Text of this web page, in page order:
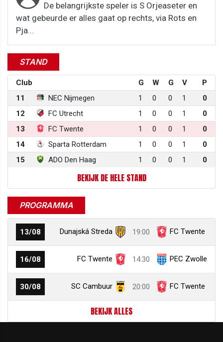
De belangrijkste speler is S Orjeaseter en
wat gebeurde er alles gaat op rechts, via Rots en
Pja...
STAND
Club G W G V
P
11
NEC Nijmegen 1 0 0 1
0
12
FC Utrecht 1 0 0 1
0
13
FC Twente 1 0 0 1
0
14
Sparta Rotterdam 1 0 0 1
0
15
ADO Den Haag 1 0 0 1 0
BEKIJK DE HELE STAND
PROGRAMMA
13/08 Dunajská Streda 19:00 FC Twente
16/08 FC Twente 14:30 PEC Zwolle
30/08 SC Cambuur 20:00 FC Twente
BEKIJK ALLES